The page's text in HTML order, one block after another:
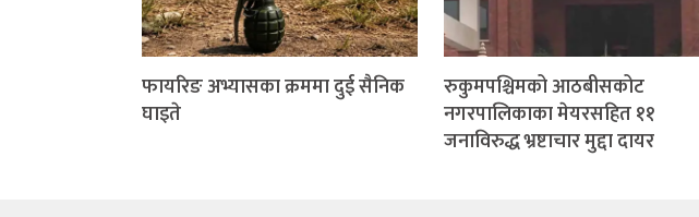
फायरिङ अभ्यासका क्रममा दुई सैनिक
घाइते
रुकुमपश्चिमको आठबीसकोट
नगरपालिकाका मेयरसहित ११
जनाविरुद्ध भ्रष्टाचार मुद्दा दायर